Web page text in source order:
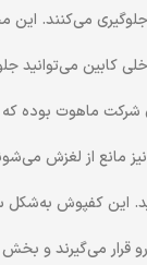
می‌کنند.
کابین می‌توانید
ماهوت بوده که
مانع از لغزش
این کفپوش
می‌گیرند و